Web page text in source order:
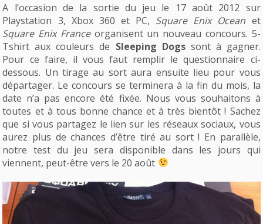
A l’occasion de la sortie du jeu le 17 août 2012 sur
Playstation 3, Xbox 360 et PC, Square Enix Ocean et
Square Enix Franceorganisent un nouveau concours. 5-
Tshirt aux couleurs de Sleeping Dogssont à gagner.
Pour ce faire, il vous faut remplir le questionnaire ci-
dessous. Un tirage au sort aura ensuite lieu pour vous
départager. Le concours se terminera à la fin du mois, la
date n’a pas encore été fixée. Nous vous souhaitons à
toutes et à tous bonne chance et à très bientôt ! Sachez
que si vous partagez le lien sur les réseaux sociaux, vous
aurez plus de chances d’être tiré au sort ! En parallèle,
notre test du jeu sera disponible dans les jours qui
viennent, peut-être vers le 20 août